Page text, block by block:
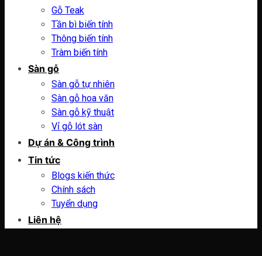
Gỗ Teak
Tần bì biến tính
Thông biến tính
Tràm biến tính
Sàn gỗ
Sàn gỗ tự nhiên
Sàn gỗ hoa văn
Sàn gỗ kỹ thuật
Vỉ gỗ lót sàn
Dự án & Công trình
Tin tức
Blogs kiến thức
Chính sách
Tuyển dụng
Liên hệ